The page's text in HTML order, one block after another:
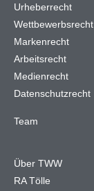
Urheberrecht
Wettbewerbsrecht
Markenrecht
Arbeitsrecht
Medienrecht
Datenschutzrecht
Team
Über TWW
RA Tölle